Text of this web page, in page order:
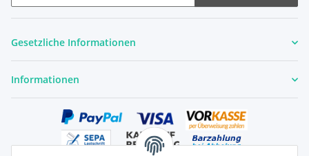
Gesetzliche Informationen
Informationen